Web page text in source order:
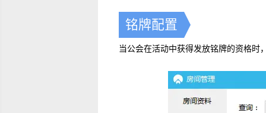
铭牌配置
当公会在活动中获得发放铭牌的资格时